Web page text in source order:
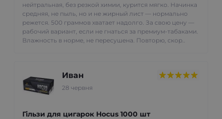
нейтральная, без резкой химии, курится мягко. Начинка
средняя, не пыль, но и не жирный лист — нормально
режется. 500 граммов хватает надолго. За свою цену —
рабочий вариант, если не гнаться за премиум-табаками.
Влажность в норме, не пересушена. Повторю, скор..
Иван
28 червня
Гільзи для цигарок Hocus 1000 шт